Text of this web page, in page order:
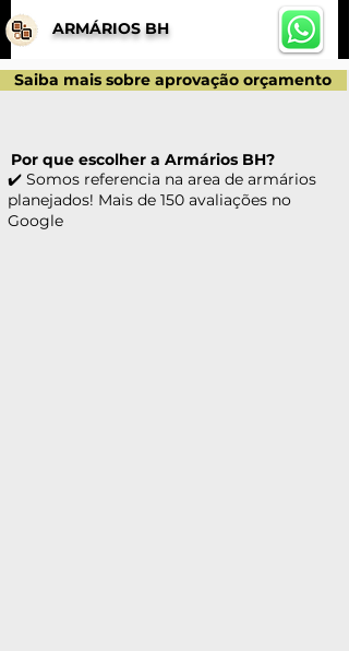
ARMÁRIOS BH
Saiba mais sobre aprovação orçamento
✔️ Somos referencia na area de armários
planejados! Mais de 150 avaliações no
Google
Por que escolher a Armários BH?